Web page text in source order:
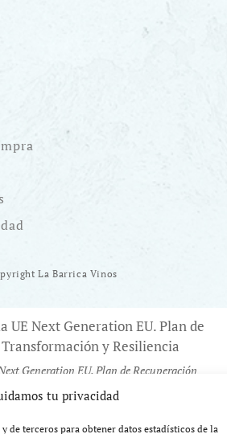
tu privacidad
de terceros para obtener datos estadísticos de la
La Barrica Vinos
Generation EU. Plan de Recuperación
y Resiliencia